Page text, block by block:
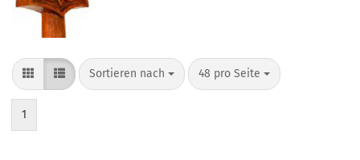
Sortieren nach
Sortieren nach 48 pro Seite
pro Seite
1